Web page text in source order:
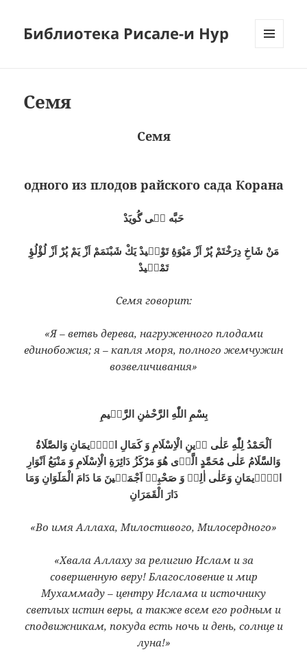
Библиотека Рисале-и Нур
Семя
Семя
одного из плодов райского сада Корана
حَبَّه مٖى گُويَدْ
مَنْ شَاخِ دِرَخْتَمْ پُرْ اَزْ مَيْوَۀِ تَوْحٖيدْ يَكْ شَبْنَمَمْ اَزْ يَمْ پُرْ اَزْ لُؤْلُؤِ
تَمْجٖيدْ
Семя говорит:
«Я – ветвь дерева, нагруженного плодами
единобожия; я – капля моря, полного жемчужин
возвеличивания»
بِسْمِ اللّٰهِ الرَّحْمٰنِ الرَّحٖيمِ
اَلْحَمْدُ لِلّٰهِ عَلٰى دٖينِ الْاِسْلَامِ وَ كَمَالِ الْاٖيمَانِ وَالصَّلَاةُ
وَالسَّلَامُ عَلٰى مُحَمَّدٍ الَّذٖى هُوَ مَرْكَزُ دَائِرَةِ الْاِسْلَامِ وَ مَنْبَعُ اَنْوَارِ
الْاٖيمَانِ وَعَلٰى اٰلِهٖ وَ صَحْبِهٖ اَجْمَعٖينَ مَا دَامَ الْمَلَوَانِ وَمَا
دَارَ الْقَمَرَانِ
«Во имя Аллаха, Милостивого, Милосердного»
«Хвала Аллаху за религию Ислам и за
совершенную веру! Благословение и мир
Мухаммаду – центру Ислама и источнику
светлых истин веры, а также всем его родным и
сподвижникам, покуда есть ночь и день, солнце и
луна!»